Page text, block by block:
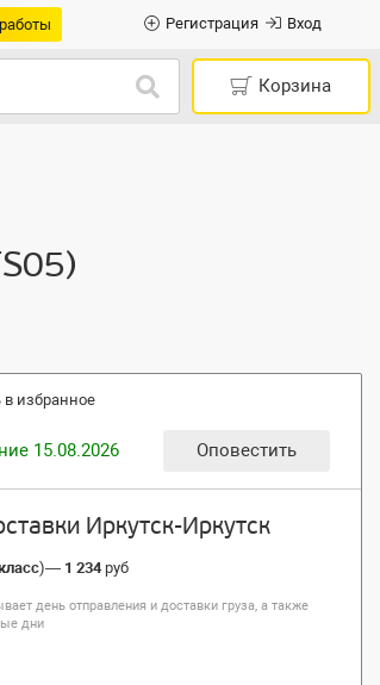
Регистрация Вход
Корзина
в избранное
15.08.2026 Оповестить
Иркутск-Иркутск
)— 1 234руб
день отправления и доставки груза, а также
дни